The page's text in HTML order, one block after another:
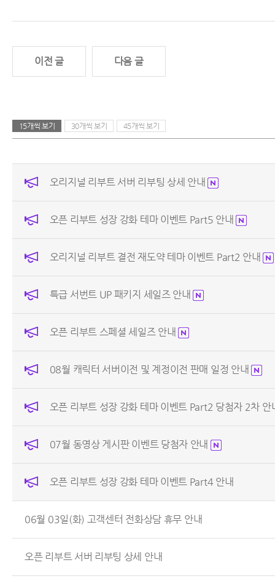
이전 글 다음 글
15개씩 보기 30개씩 보기 45개씩 보기
오리지널 리부트 서버 리부팅 상세 안내
오픈 리부트 성장 강화 테마 이벤트 Part5 안내
오리지널 리부트 결전 재도약 테마 이벤트 Part2 안내
특급 서번트 UP 패키지 세일즈 안내
오픈 리부트 스페셜 세일즈 안내
08월 캐릭터 서버이전 및 계정이전 판매 일정 안내
오픈 리부트 성장 강화 테마 이벤트 Part2 당첨자 2차
07월 동영상 게시판 이벤트 당첨자 안내
오픈 리부트 성장 강화 테마 이벤트 Part4 안내
06월 03일(화) 고객센터 전화상담 휴무 안내
오픈 리부트 서버 리부팅 상세 안내